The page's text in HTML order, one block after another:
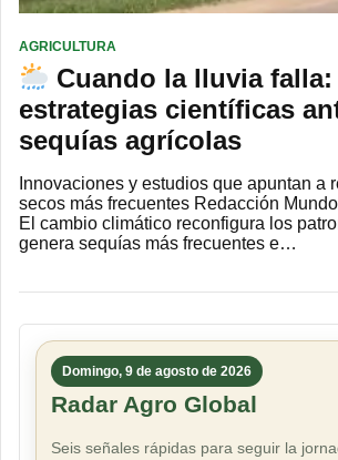
AGRICULTURA
Cuando la lluvia falla:
estrategias científicas
sequías agrícolas
Innovaciones y estudios que apuntan a
secos más frecuentes Redacción
El cambio climático reconfigura los
genera sequías más frecuentes e…
Domingo, 9 de agosto de 2026
Radar Agro Global
Seis señales rápidas para seguir la